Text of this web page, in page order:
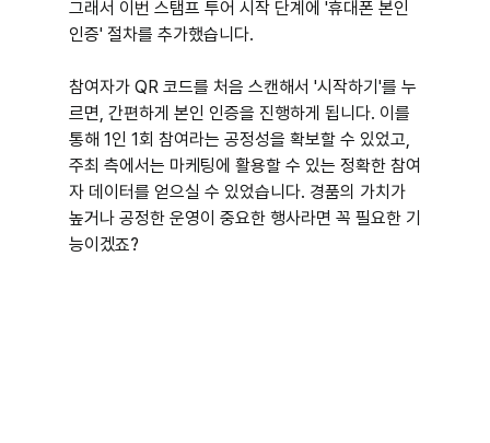
그래서 이번 스탬프 투어 시작 단계에 '휴대폰 본인
인증' 절차를 추가했습니다.
참여자가 QR 코드를 처음 스캔해서 '시작하기'를 누
르면, 간편하게 본인 인증을 진행하게 됩니다. 이를
통해 1인 1회 참여라는 공정성을 확보할 수 있었고,
주최 측에서는 마케팅에 활용할 수 있는 정확한 참여
자 데이터를 얻으실 수 있었습니다. 경품의 가치가
높거나 공정한 운영이 중요한 행사라면 꼭 필요한 기
능이겠죠?